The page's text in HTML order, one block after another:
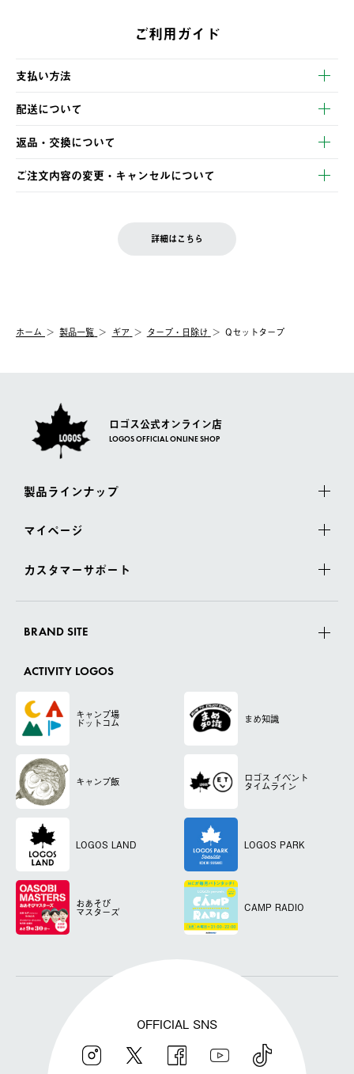
ご利用ガイド
支払い方法
以下のいずれかの方法でお支払いいただけます。
・クレジットカード決済
・コンビニ決済
・Pay-easy決済
配送について
【発送スケジュール】
ご注文・ご入金完了より2営業日以内に商品を発送いたします。
土日祝の発送はございませんので、木曜日以降のご注文は週明け
の発送となる場合がございます。
【配送業者】
佐川急便にて配送されます。
返品・交換について
※お客様都合の場合
お客様都合の返品にかかる送料は、お客様ご負担とさせていただ
一度お手元の商品を返品いただき、ご希望商品を再注文してくだ
ご注文内容の変更・キャンセルについて
LOGOS FAMILY会員の方は、会員マイページ内 購入履歴画面に
詳細はこちら
ホーム 製品一覧 ギア タープ・日除け Qセットタープ
ロゴス公式オンライン店
LOGOS OFFICIAL ONLINE SHOP
製品ラインナップ
マイページ
カスタマーサポート
BRAND SITE
ACTIVITY LOGOS
キャンプ場
ドットコム まめ知識
キャンプ飯 ロゴス イベント
タイムライン
LOGOS LAND LOGOS PARK
おあそび
マスターズ CAMP RADIO
OFFICIAL SNS